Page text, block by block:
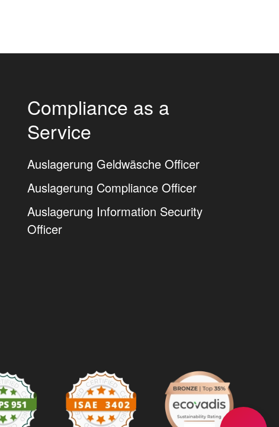
Compliance as a
Service
Auslagerung Geldwäsche Officer
Auslagerung Compliance Officer
Auslagerung Information Security
Officer